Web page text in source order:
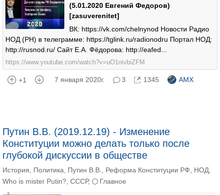
(5.01.2020 Евгений Федоров)
[zasuverenitet]
ВК: https://vk.com/chelnynod Новости Радио
НОД (РН) в телеграмме: https://tglink.ru/radionodru Портал НОД:
http://rusnod.ru/ Сайт Е.А. Фёдорова: http://eafed...
https://www.youtube.com/watch?v=uO1oivbiZFM
+1 7 января 2020г. 3 1345 AMX
Путин В.В. (2019.12.19) - Изменение
Конституции можно делать только после
глубокой дискуссии в обществе
История Политика Путин В.В. Реформа Конституции РФ НОД
Who is mister Putin? СССР, Главное